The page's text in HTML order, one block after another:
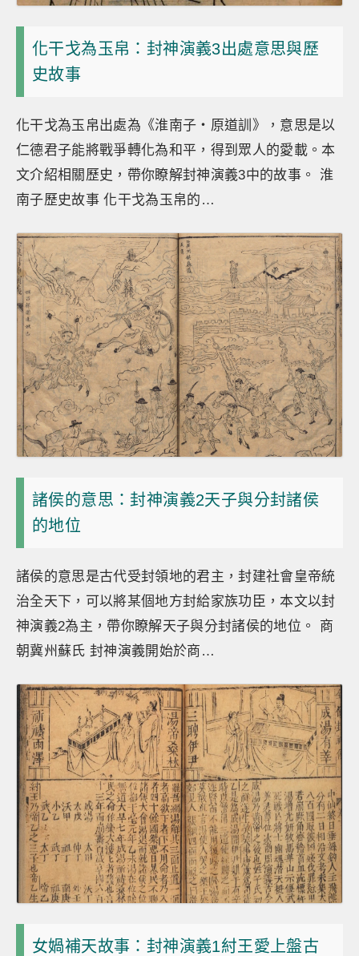
化干戈為玉帛：封神演義3出處意思與歷
史故事
化干戈為玉帛出處為《淮南子・原道訓》，意思是以
仁德君子能將戰爭轉化為和平，得到眾人的愛載。本
文介紹相關歷史，帶你瞭解封神演義3中的故事。 淮
南子歷史故事 化干戈為玉帛的…
諸侯的意思：封神演義2天子與分封諸侯
的地位
諸侯的意思是古代受封領地的君主，封建社會皇帝統
治全天下，可以將某個地方封給家族功臣，本文以封
神演義2為主，帶你瞭解天子與分封諸侯的地位。 商
朝冀州蘇氏 封神演義開始於商…
女媧補天故事：封神演義1紂王愛上盤古